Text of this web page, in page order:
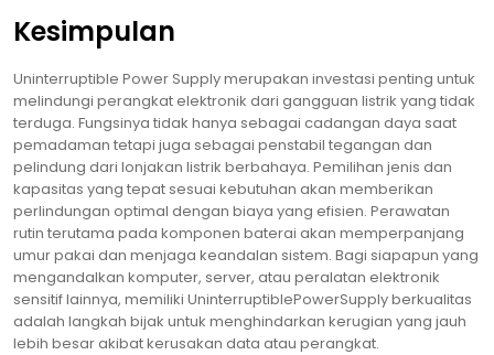
Kesimpulan
Uninterruptible Power Supply merupakan investasi penting untuk
melindungi perangkat elektronik dari gangguan listrik yang tidak
terduga. Fungsinya tidak hanya sebagai cadangan daya saat
pemadaman tetapi juga sebagai penstabil tegangan dan
pelindung dari lonjakan listrik berbahaya. Pemilihan jenis dan
kapasitas yang tepat sesuai kebutuhan akan memberikan
perlindungan optimal dengan biaya yang efisien. Perawatan
rutin terutama pada komponen baterai akan memperpanjang
umur pakai dan menjaga keandalan sistem. Bagi siapapun yang
mengandalkan komputer, server, atau peralatan elektronik
sensitif lainnya, memiliki UninterruptiblePowerSupply berkualitas
adalah langkah bijak untuk menghindarkan kerugian yang jauh
lebih besar akibat kerusakan data atau perangkat.